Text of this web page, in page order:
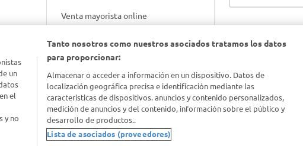
Venta mayorista online
Gift cards empresariales
un
el
y no
Tanto nosotros como nuestros asociados tratamos los datos
para proporcionar:
Almacenar o acceder a información en un dispositivo. Datos de
localización geográfica precisa e identificación mediante las
características de dispositivos. anuncios y contenido personalizados,
medición de anuncios y del contenido, información sobre el público y
desarrollo de productos..
Lista de asociados (proveedores)